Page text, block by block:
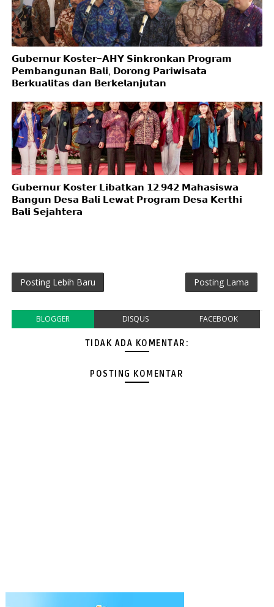
𝗚𝘂𝗯𝗲𝗿𝗻𝘂𝗿 𝗞𝗼𝘀𝘁𝗲𝗿–𝗔𝗛𝗬 𝗦𝗶𝗻𝗸𝗿𝗼𝗻𝗸𝗮𝗻 𝗣𝗿𝗼𝗴𝗿𝗮𝗺
𝗣𝗲𝗺𝗯𝗮𝗻𝗴𝘂𝗻𝗮𝗻 𝗕𝗮𝗹𝗶, 𝗗𝗼𝗿𝗼𝗻𝗴 𝗣𝗮𝗿𝗶𝘄𝗶𝘀𝗮𝘁𝗮
𝗕𝗲𝗿𝗸𝘂𝗮𝗹𝗶𝘁𝗮𝘀 𝗱𝗮𝗻 𝗕𝗲𝗿𝗸𝗲𝗹𝗮𝗻𝗷𝘂𝘁𝗮𝗻
𝗚𝘂𝗯𝗲𝗿𝗻𝘂𝗿 𝗞𝗼𝘀𝘁𝗲𝗿 𝗟𝗶𝗯𝗮𝘁𝗸𝗮𝗻 𝟭𝟮.𝟵𝟰𝟮 𝗠𝗮𝗵𝗮𝘀𝗶𝘀𝘄𝗮
𝗕𝗮𝗻𝗴𝘂𝗻 𝗗𝗲𝘀𝗮 𝗕𝗮𝗹𝗶 𝗟𝗲𝘄𝗮𝘁 𝗣𝗿𝗼𝗴𝗿𝗮𝗺 𝗗𝗲𝘀𝗮 𝗞𝗲𝗿𝘁𝗵𝗶
𝗕𝗮𝗹𝗶 𝗦𝗲𝗷𝗮𝗵𝘁𝗲𝗿𝗮
Posting Lebih Baru Posting Lama
BLOGGER DISQUS FACEBOOK
TIDAK ADA KOMENTAR:
POSTING KOMENTAR